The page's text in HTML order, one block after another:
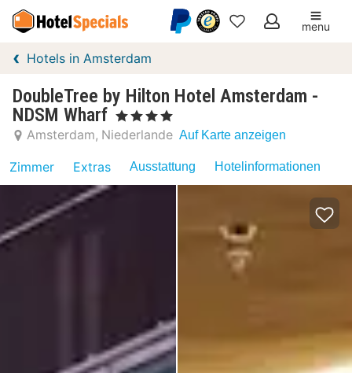
Meine
menu
Hotels in Amsterdam
DoubleTree by Hilton Hotel Amsterdam -
NDSM Wharf
, 4 Sterne
Amsterdam Niederlande Auf Karte anzeigen
Zimmer Extras Ausstattung Hotelinformationen